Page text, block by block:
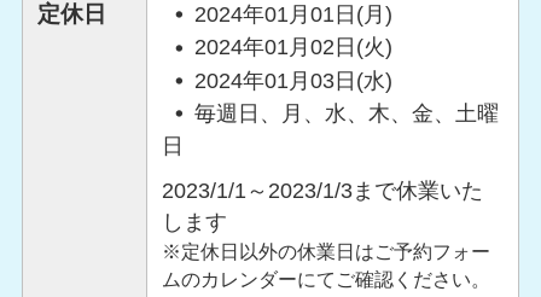
定休日
2024年01月01日(月)
2024年01月02日(火)
2024年01月03日(水)
毎週日、月、水、木、金、土曜
日
2023/1/1～2023/1/3まで休業いた
します
※定休日以外の休業日はご予約フォー
ムのカレンダーにてご確認ください。